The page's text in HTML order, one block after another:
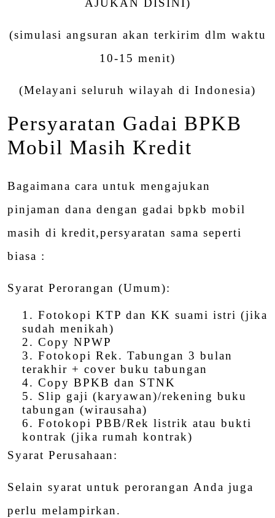
AJUKAN DISINI)
(simulasi angsuran akan terkirim dlm waktu
10-15 menit)
(Melayani seluruh wilayah di Indonesia)
Persyaratan Gadai BPKB
Mobil Masih Kredit
Bagaimana cara untuk mengajukan
pinjaman dana dengan gadai bpkb mobil
masih di kredit,persyaratan sama seperti
biasa :
Syarat Perorangan (Umum):
Fotokopi KTP dan KK suami istri (jika
sudah menikah)
Copy NPWP
Fotokopi Rek. Tabungan 3 bulan
terakhir + cover buku tabungan
Copy BPKB dan STNK
Slip gaji (karyawan)/rekening buku
tabungan (wirausaha)
Fotokopi PBB/Rek listrik atau bukti
kontrak (jika rumah kontrak)
Syarat Perusahaan:
Selain syarat untuk perorangan Anda juga
perlu melampirkan.